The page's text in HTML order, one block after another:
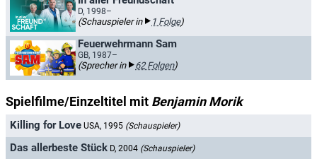
D, 1998–
(Schauspieler in 1 Folge)
Feuerwehrmann Sam
GB, 1987–
(Sprecher in 62 Folgen)
Spielfilme/Einzeltitel mit Benjamin Morik
Killing for Love USA, 1995 (Schauspieler)
Das allerbeste Stück D, 2004 (Schauspieler)